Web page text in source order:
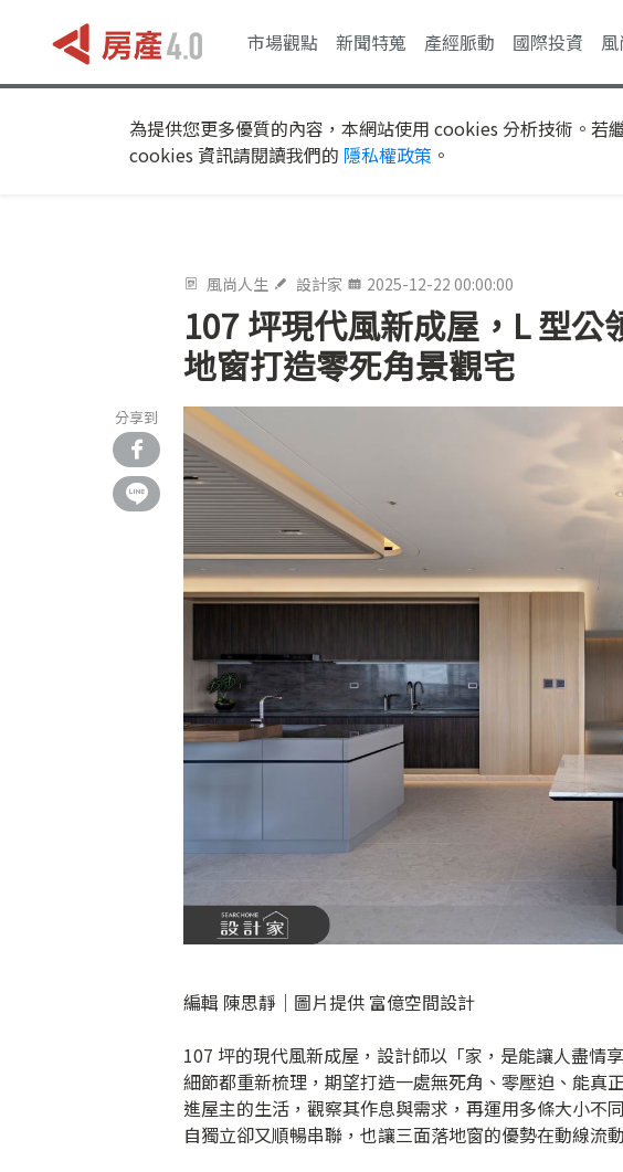
市場觀點 新聞特蒐 產經脈動 國際投資
為提供您更多優質的內容，本網站使用 cookies 分析技術。
cookies 資訊請閱讀我們的 隱私權政策 。
風尚人生 設計家 2025-12-22 00:00:00
107 坪現代風新成屋，L 型
地窗打造零死角景觀宅
分享到
編輯 陳思靜｜圖片提供 富億空間設計
107 坪的現代風新成屋，設計師以「家，是能讓人盡情
細節都重新梳理，期望打造一處無死角、零壓迫、能真
進屋主的生活，觀察其作息與需求，再運用多條大小不
自獨立卻又順暢串聯，也讓三面落地窗的優勢在動線流